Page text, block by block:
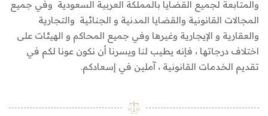
والمتابعة لجميع القضايا بالمملكة العربية السعودية وفي جميع
المجالات القانونية والقضايا المدنية و الجنائية والتجارية
والعقارية و الإيجارية وغيرها وفي جميع المحاكم و الهيئات على
اختلاف درجاتها ، فإنه يطيب لنا ويسرنا أن نكون عونا لكم في
تقديم الخدمات القانونية ، آملين في إسعادكم.